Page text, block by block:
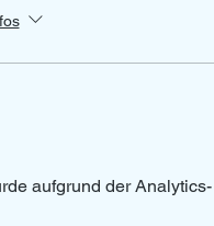
aufgrund der